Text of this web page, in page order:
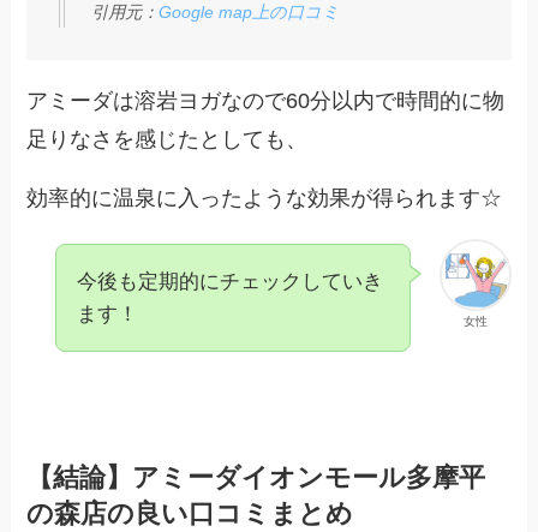
引用元：Google map上の口コミ
アミーダは溶岩ヨガなので60分以内で時間的に物
足りなさを感じたとしても、
効率的に温泉に入ったような効果が得られます☆
女性
今後も定期的にチェックしていき
ます！
【結論】アミーダイオンモール多摩平
の森店の良い口コミまとめ